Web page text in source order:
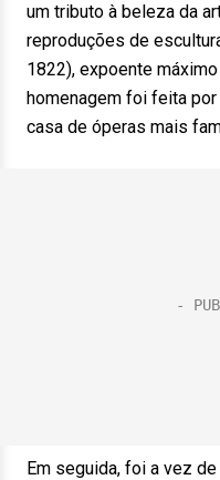
um tributo à beleza da
reproduções de
1822), expoente
homenagem foi feita
casa de óperas mais
Em seguida, foi a vez